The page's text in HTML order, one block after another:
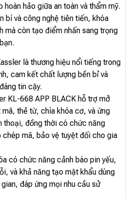
hảo giữa an toàn và thẩm mỹ.
bí và công nghệ tiên tiến, khóa
mà còn tạo điểm nhấn sang trọng
là thương hiệu nổi tiếng trong
cam kết chất lượng bền bỉ và
tin cậy.
KL-668 APP BLACK hỗ trợ mở
mã, thẻ từ, chìa khóa cơ, và ứng
thoại, đồng thời có chức năng
chép mã, bảo vệ tuyệt đối cho gia
có chức năng cảnh báo pin yếu,
và khả năng tạo mật khẩu dùng
đáp ứng mọi nhu cầu sử